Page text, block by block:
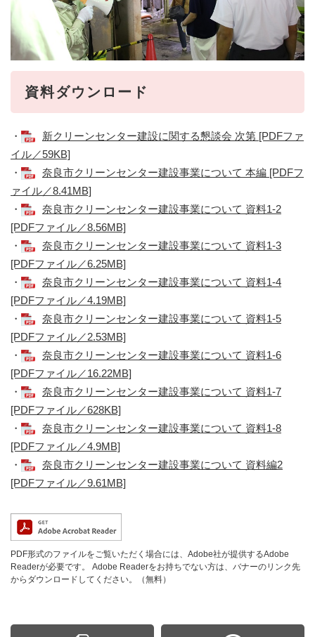
資料ダウンロード
・
新クリーンセンター建設に関する懇談会 次第 [PDFファ
イル／59KB]
・
奈良市クリーンセンター建設事業について 本編 [PDFフ
ァイル／8.41MB]
・
奈良市クリーンセンター建設事業について 資料1-2
[PDFファイル／8.56MB]
・
奈良市クリーンセンター建設事業について 資料1-3
[PDFファイル／6.25MB]
・
奈良市クリーンセンター建設事業について 資料1-4
[PDFファイル／4.19MB]
・
奈良市クリーンセンター建設事業について 資料1-5
[PDFファイル／2.53MB]
・
奈良市クリーンセンター建設事業について 資料1-6
[PDFファイル／16.22MB]
・
奈良市クリーンセンター建設事業について 資料1-7
[PDFファイル／628KB]
・
奈良市クリーンセンター建設事業について 資料1-8
[PDFファイル／4.9MB]
・
奈良市クリーンセンター建設事業について 資料編2
[PDFファイル／9.61MB]
PDF形式のファイルをご覧いただく場合には、Adobe社が提供するAdobe
Readerが必要です。
Adobe Readerをお持ちでない方は、バナーのリンク先
からダウンロードしてください。（無料）